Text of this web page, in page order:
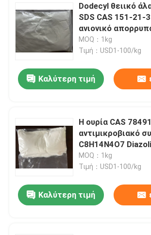
Λαστιχένιο υλικό επιστρώματος
Ηλεκτρονικές χημικές ουσίες
Οργανικά φωτοβολταϊκά υλικά
Πρώτες ύλες φαρμακευτικών
Πρώτες ύλες προσωπικής
Καλλυντικές πρώτες ύλες
Dodecyl θειικό
SDS CAS 151-21-
ανιονικό
MOQ：1kg
Τιμή：USD1-100/kg
Καλύτερη τιμή
Η ουρία CAS
αντιμικροβιακό
C8H14N4O7
MOQ：1kg
Τιμή：USD1-100/kg
Καλύτερη τιμή